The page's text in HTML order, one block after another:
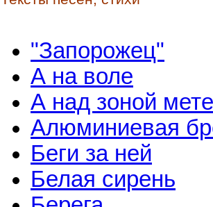
"Запорожец"
А на воле
А над зоной
Алюминиевая
Беги за ней
Белая сирень